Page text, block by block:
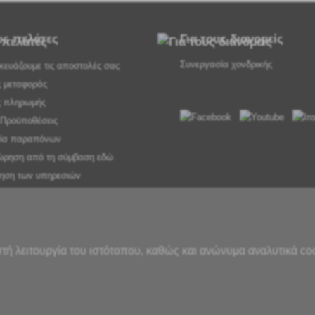
πελάτες
τις αποστολές σας
μεταφοράς
πληρωμής
παραπόνων
από τη σύμβαση εδώ
των υπηρεσιών
Για τους διανομείς
Συνεργασία χονδρικής
λειτουργία του ιστότοπου, καθώς και ανώνυμα αναλυτικά